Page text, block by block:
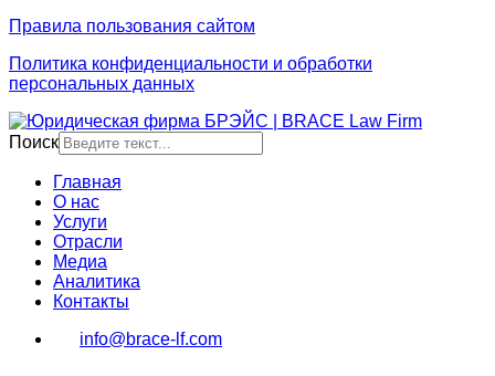
Правила пользования сайтом
Политика конфиденциальности и обработки
персональных данных
Поиск
Главная
О нас
Услуги
Отрасли
Медиа
Аналитика
Контакты
info@brace-lf.com